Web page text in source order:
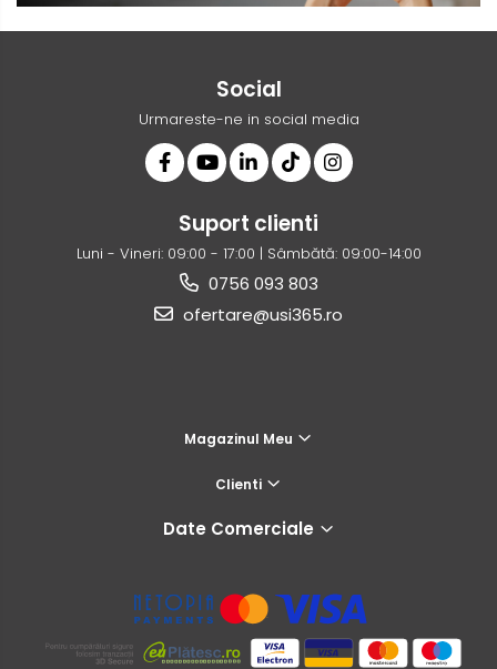
Social
Urmareste-ne in social media
Suport clienti
Luni - Vineri: 09:00 - 17:00 | Sâmbătă: 09:00-14:00
0756 093 803
ofertare@usi365.ro
Magazinul Meu
Clienti
Date Comerciale